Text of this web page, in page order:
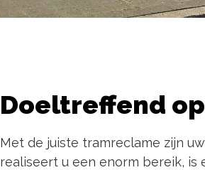
Doeltreffend
Met de juiste tramreclame zijn
realiseert u een enorm bereik, is